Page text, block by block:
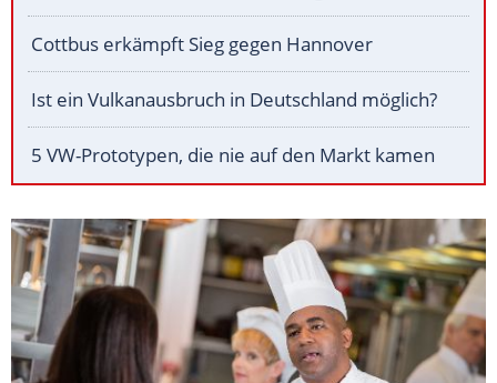
Cottbus erkämpft Sieg gegen Hannover
Ist ein Vulkanausbruch in Deutschland möglich?
5 VW-Prototypen, die nie auf den Markt kamen